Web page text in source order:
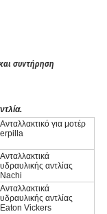
συντήρηση
Ανταλλακτικό για μοτέρ
erpilla
Ανταλλακτικά
υδραυλικής αντλίας
Nachi
Ανταλλακτικά
υδραυλικής αντλίας
Eaton Vickers